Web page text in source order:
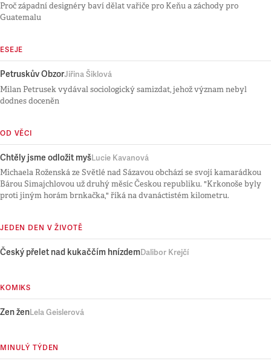
Proč západní designéry baví dělat vařiče pro Keňu a záchody pro
Guatemalu
ESEJE
Petruskův ObzorJiřina Šiklová
Milan Petrusek vydával sociologický samizdat, jehož význam nebyl
dodnes doceněn
OD VĚCI
Chtěly jsme odložit myšLucie Kavanová
Michaela Roženská ze Světlé nad Sázavou obchází se svojí kamarádkou
Bárou Simajchlovou už druhý měsíc Českou republiku. "Krkonoše byly
proti jiným horám brnkačka," říká na dvanáctistém kilometru.
JEDEN DEN V ŽIVOTĚ
Český přelet nad kukaččím hnízdemDalibor Krejčí
KOMIKS
Zen ženLela Geislerová
MINULÝ TÝDEN